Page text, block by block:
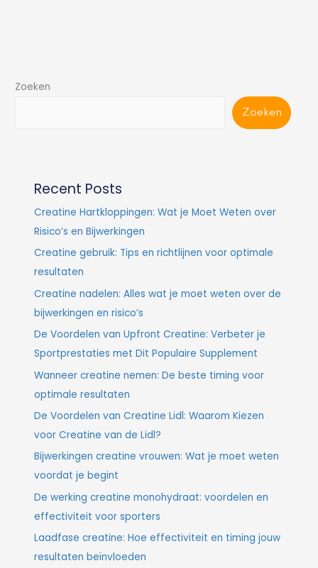
Zoeken
Zoeken
Recent Posts
Creatine Hartkloppingen: Wat je Moet Weten over
Risico’s en Bijwerkingen
Creatine gebruik: Tips en richtlijnen voor optimale
resultaten
Creatine nadelen: Alles wat je moet weten over de
bijwerkingen en risico’s
De Voordelen van Upfront Creatine: Verbeter je
Sportprestaties met Dit Populaire Supplement
Wanneer creatine nemen: De beste timing voor
optimale resultaten
De Voordelen van Creatine Lidl: Waarom Kiezen
voor Creatine van de Lidl?
Bijwerkingen creatine vrouwen: Wat je moet weten
voordat je begint
De werking creatine monohydraat: voordelen en
effectiviteit voor sporters
Laadfase creatine: Hoe effectiviteit en timing jouw
resultaten beïnvloeden